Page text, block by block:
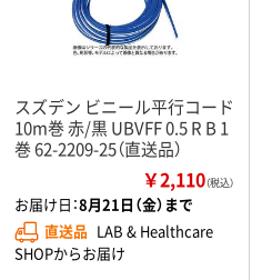
スズデン ビニール平行コード
10m巻 赤/黒 UBVFF 0.5 R B 1
巻 62-2209-25（直送品）
￥2,110（税込）
お届け日：8月21日（金）まで
直送品 LAB & Healthcare
SHOPからお届け